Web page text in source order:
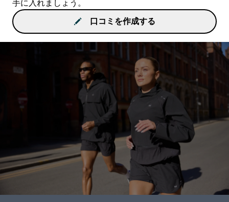
手に入れましょう。
口コミを作成する